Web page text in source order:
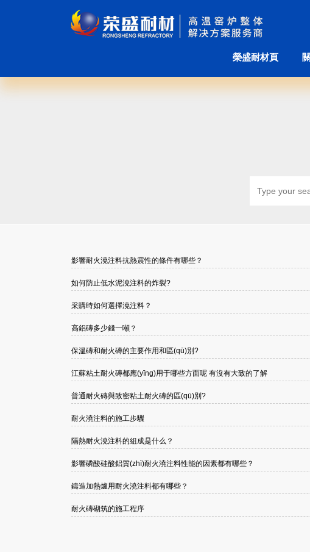
榮盛耐材頁
影響耐火澆注料抗熱震性的條件有哪些？
如何防止低水泥澆注料的炸裂?
采購時如何選擇澆注料？
高鋁磚多少錢一噸？
保溫磚和耐火磚的主要作用和區(qū)別?
江蘇粘土耐火磚都應(yīng)用于哪些方面呢 有沒有大致的了解
普通耐火磚與致密粘土耐火磚的區(qū)別?
耐火澆注料的施工步驟
隔熱耐火澆注料的組成是什么？
影響磷酸硅酸鋁質(zhì)耐火澆注料性能的因素都有哪些？
鑄造加熱爐用耐火澆注料都有哪些？
耐火磚砌筑的施工程序